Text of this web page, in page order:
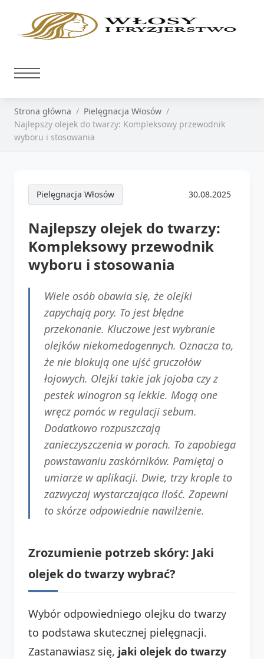
Strona główna
Pielęgnacja Włosów
Najlepszy olejek do twarzy: Kompleksowy przewodnik
wyboru i stosowania
Pielęgnacja Włosów 30.08.2025
Najlepszy olejek do twarzy:
Kompleksowy przewodnik
wyboru i stosowania
Wiele osób obawia się, że olejki
zapychają pory. To jest błędne
przekonanie. Kluczowe jest wybranie
olejków niekomedogennych. Oznacza to,
że nie blokują one ujść gruczołów
łojowych. Olejki takie jak jojoba czy z
pestek winogron są lekkie. Mogą one
wręcz pomóc w regulacji sebum.
Dodatkowo rozpuszczają
zanieczyszczenia w porach. To zapobiega
powstawaniu zaskórników. Pamiętaj o
umiarze w aplikacji. Dwie, trzy krople to
zazwyczaj wystarczająca ilość. Zapewni
to skórze odpowiednie nawilżenie.
Zrozumienie potrzeb skóry: Jaki
olejek do twarzy wybrać?
Wybór odpowiedniego olejku do twarzy
to podstawa skutecznej pielęgnacji.
Zastanawiasz się, jaki olejek do twarzy